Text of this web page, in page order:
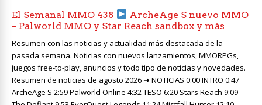
El Semanal MMO 438
ArcheAge S nuevo MMO
– Palworld MMO y Star Reach sandbox y más
Resumen con las noticias y actualidad más destacada de la
pasada semana. Noticias con nuevos lanzamientos, MMORPGs,
juegos free-to-play, anuncios y todo tipo de noticias y novedades.
Resumen de noticias de agosto 2026 ➜ NOTICIAS 0:00 INTRO 0:47
ArcheAge S 2:59 Palworld Online 4:32 TESO 6:20 Stars Reach 9:09